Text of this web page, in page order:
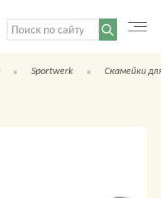
Поиск:
Sportwerk Скамейки